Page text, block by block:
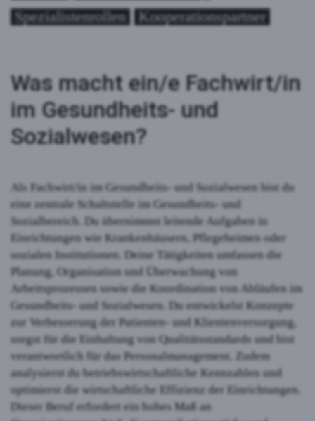
Spezialistenrollen
Kooperationspartner
Was macht ein/e Fachwirt/in
im Gesundheits- und
Sozialwesen?
Als Fachwirt/in im Gesundheits- und Sozialwesen bist du
eine zentrale Schaltstelle im Gesundheits- und
Sozialbereich. Du übernimmst leitende Aufgaben in
Einrichtungen wie Krankenhäusern, Pflegeheimen oder
sozialen Institutionen. Deine Tätigkeiten umfassen die
Planung, Organisation und Überwachung von
Arbeitsprozessen sowie die Koordination von Abläufen im
Gesundheits- und Sozialwesen. Du entwickelst Konzepte
zur Verbesserung der Patienten- und Klientenversorgung,
sorgst für die Einhaltung von Qualitätsstandards und bist
verantwortlich für das Personalmanagement. Zudem
analysierst du betriebswirtschaftliche Kennzahlen und
optimierst die wirtschaftliche Effizienz der Einrichtungen.
Dieser Beruf erfordert ein hohes Maß an